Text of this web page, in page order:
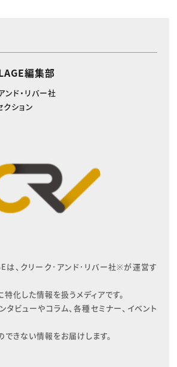
編集部
ンド・リバー社
クション
は、クリーク･アンド･リバー社※が運営す
特化した情報を扱うメディアです。
タビューやコラム、各種セミナー、イベント
できない情報をお届けします。